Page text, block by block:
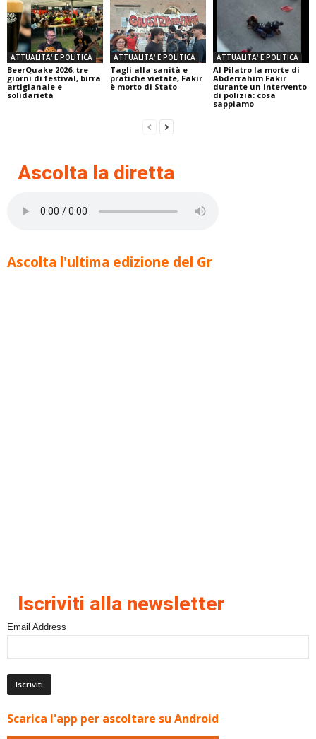
ATTUALITA' E POLITICA
BeerQuake 2026: tre
giorni di festival, birra
artigianale e
solidarietà
ATTUALITA' E POLITICA
Tagli alla sanità e
pratiche vietate, Fakir
è morto di Stato
ATTUALITA' E POLITICA
Al Pilatro la morte di
Abderrahim Fakir
durante un intervento
di polizia: cosa
sappiamo
Ascolta la diretta
Ascolta l'ultima edizione del Gr
Iscriviti alla newsletter
Email Address
Scarica l'app per ascoltare su Android